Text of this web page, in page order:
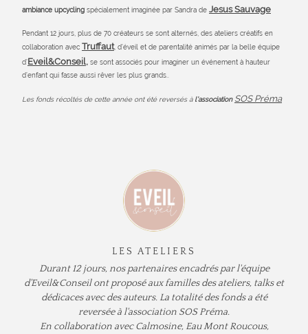
ambiance upcycling spécialement imaginée par Sandra de Jesus Sauvage
Pendant 12 jours, plus de 70 créateurs se sont alternés, des ateliers créatifs en
collaboration avec Truffaut, d’éveil et de parentalité animés par la belle équipe
d’Eveil&Conseil, se sont associés pour imaginer un événement à hauteur
d’enfant qui fasse aussi rêver les plus grands..
Les fonds récoltés de cette année ont été reversés à l’association SOS Préma
LES ATELIERS
Durant 12 jours, nos partenaires encadrés par l'équipe
d'Eveil&Conseil ont proposé aux familles des ateliers, talks et
dédicaces avec des auteurs. La totalité des fonds a été
reversée à l'association SOS Préma.
En collaboration avec Calmosine, Eau Mont Roucous,